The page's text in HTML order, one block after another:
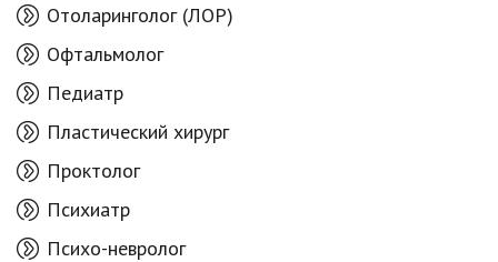
Отоларинголог (ЛОР)
Офтальмолог
Педиатр
Пластический хирург
Проктолог
Психиатр
Психо-невролог